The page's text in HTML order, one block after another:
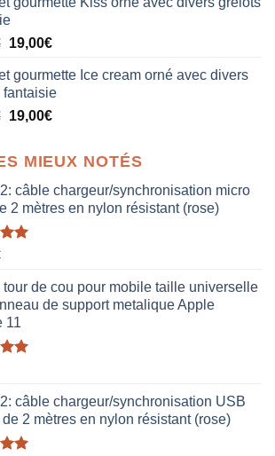
initial
était :
38,00€.
actuel
19,00€.
Le
initial
était :
38,00€.
19,00€Le
actuel
est :
19,00€.
gourmette Ice cream orné avec divers
fantaisie
Le
initial
était :
38,00€.
19,00€Le
actuel
est :
19,00€.
MIEUX NOTÉS
câble chargeur/synchronisation micro
2 mètres en nylon résistant (rose)
tour de cou pour mobile taille universelle
de support metalique Apple
11
câble chargeur/synchronisation USB
2 mètres en nylon résistant (rose)